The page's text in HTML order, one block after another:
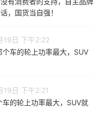
，国货当自强！
19日 下午2:22
车的轮上功率最大，SUV
19日 下午2:21
的轮上功率最大，SUV就